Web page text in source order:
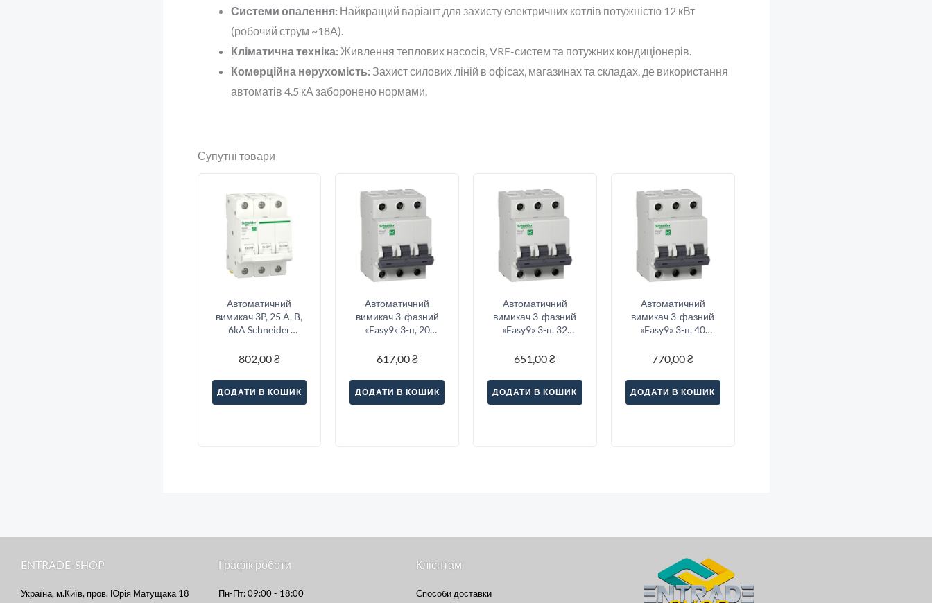
Системи опалення: Найкращий варіант для захисту електричних котлів потужністю 12 кВт
(робочий струм ~18А).
Кліматична техніка: Живлення теплових насосів, VRF-систем та потужних кондиціонерів.
Комерційна нерухомість: Захист силових ліній в офісах, магазинах та складах, де використання
автоматів 4.5 кА заборонено нормами.
Супутні товари
Автоматичний
вимикач 3P, 25 A, B,
6kA Schneider
802,00₴
ДОДАТИ В КОШИК
Автоматичний
вимикач 3-фазний
«Easy9» 3-п, 20
617,00₴
ДОДАТИ В КОШИК
Автоматичний
вимикач 3-фазний
«Easy9» 3-п, 32
651,00₴
ДОДАТИ В КОШИК
Автоматичний
вимикач 3-фазний
«Easy9» 3-п, 40
770,00₴
ДОДАТИ В КОШИК
ENTRADE-SHOP
Україна, м.Київ, пров. Юрія Матущака 18
Графік роботи
Пн-Пт: 09:00 - 18:00
Клієнтам
Способи доставки